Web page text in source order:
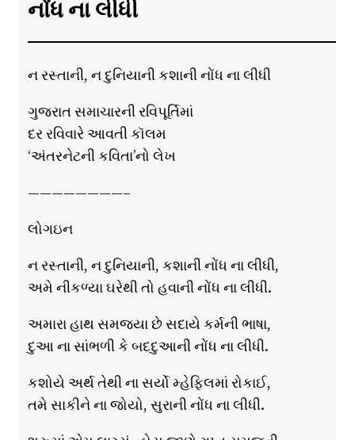
નોંધ ના લીધી
ન રસ્તાની, ન દુનિયાની કશાની નોંધ ના લીધી
ગુજરાત સમાચારની રવિપૂર્તિમાં
દર રવિવારે આવતી કૉલમ
‘અંતરનેટની કવિતા’નો લેખ
————————–
લોગઇન
ન રસ્તાની, ન દુનિયાની, કશાની નોંધ ના લીધી,
અમે નીકળ્યા ઘરેથી તો હવાની નોંધ ના લીધી.
અમારા હાથ સમજ્યા છે સદાયે કર્મની ભાષા,
દુઆ ના સાંભળી કે બદદુઆની નોંધ ના લીધી.
કશોયે અર્થ તેથી ના સર્યો મ્હેફિલમાં રોકાઈ,
તમે સાકીને ના જોયો, સુરાની નોંધ ના લીધી.